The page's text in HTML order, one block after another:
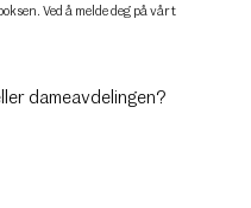
Ved å melde deg på vårt
dameavdelingen?